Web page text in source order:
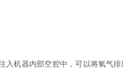
机器内部空腔中，可以将氧气